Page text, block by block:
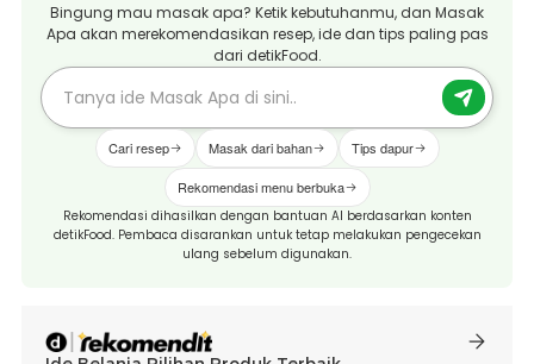
Bingung mau masak apa? Ketik kebutuhanmu, dan Masak
Apa akan merekomendasikan resep, ide dan tips paling pas
dari detikFood.
Cari resep Masak dari bahan Tips dapur
Rekomendasi menu berbuka
Rekomendasi dihasilkan dengan bantuan AI berdasarkan konten
detikFood. Pembaca disarankan untuk tetap melakukan pengecekan
ulang sebelum digunakan.